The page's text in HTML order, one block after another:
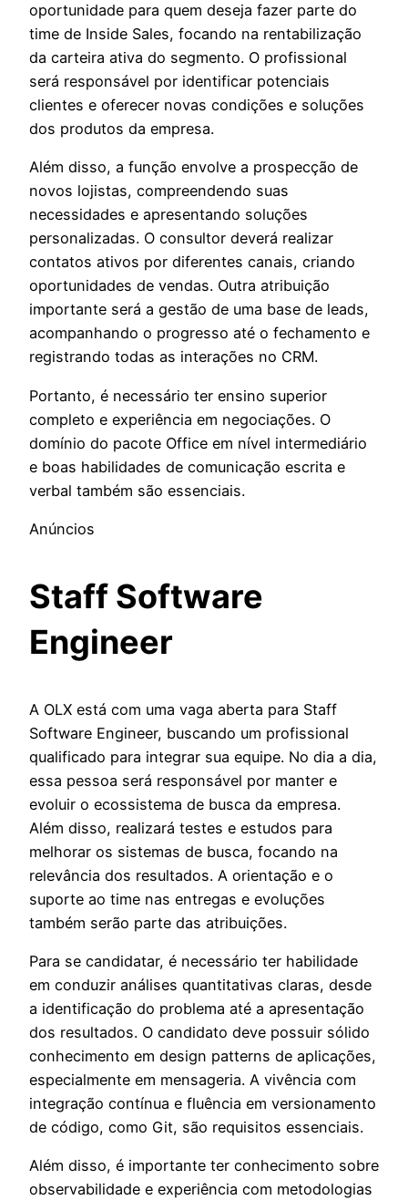
oportunidade para quem deseja fazer parte do
time de Inside Sales, focando na rentabilização
da carteira ativa do segmento. O profissional
será responsável por identificar potenciais
clientes e oferecer novas condições e soluções
dos produtos da empresa.
Além disso, a função envolve a prospecção de
novos lojistas, compreendendo suas
necessidades e apresentando soluções
personalizadas. O consultor deverá realizar
contatos ativos por diferentes canais, criando
oportunidades de vendas. Outra atribuição
importante será a gestão de uma base de leads,
acompanhando o progresso até o fechamento e
registrando todas as interações no CRM.
Portanto, é necessário ter ensino superior
completo e experiência em negociações. O
domínio do pacote Office em nível intermediário
e boas habilidades de comunicação escrita e
verbal também são essenciais.
Anúncios
Staff Software
Engineer
A OLX está com uma vaga aberta para Staff
Software Engineer, buscando um profissional
qualificado para integrar sua equipe. No dia a dia,
essa pessoa será responsável por manter e
evoluir o ecossistema de busca da empresa.
Além disso, realizará testes e estudos para
melhorar os sistemas de busca, focando na
relevância dos resultados. A orientação e o
suporte ao time nas entregas e evoluções
também serão parte das atribuições.
Para se candidatar, é necessário ter habilidade
em conduzir análises quantitativas claras, desde
a identificação do problema até a apresentação
dos resultados. O candidato deve possuir sólido
conhecimento em design patterns de aplicações,
especialmente em mensageria. A vivência com
integração contínua e fluência em versionamento
de código, como Git, são requisitos essenciais.
Além disso, é importante ter conhecimento sobre
observabilidade e experiência com metodologias